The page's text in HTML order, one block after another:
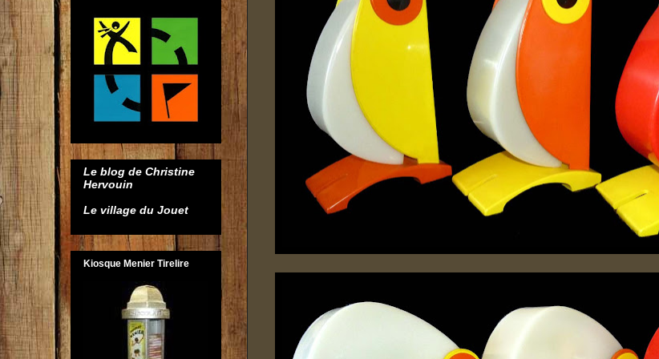
Le blog de Christine
Hervouin
Le village du Jouet
Kiosque Menier Tirelire